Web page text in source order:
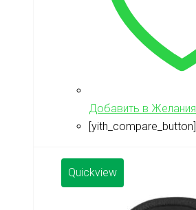
Добавить в Желания
[yith_compare_button]
Quickview